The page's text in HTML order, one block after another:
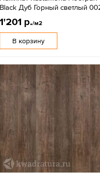
Black Дуб Горный светлый
1'201 р./м2
В корзину